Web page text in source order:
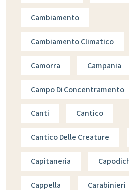
Cambiamento
Cambiamento Climatico
Camorra Campania
Campo Di Concentramento
Canti Cantico
Cantico Delle Creature
Capitaneria
Cappella Carabinieri